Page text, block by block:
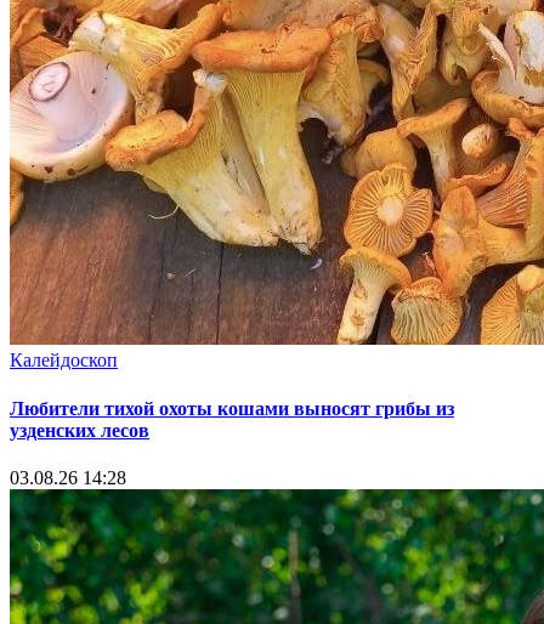
Калейдоскоп
Любители тихой охоты кошами выносят грибы из
узденских лесов
03.08.26 14:28